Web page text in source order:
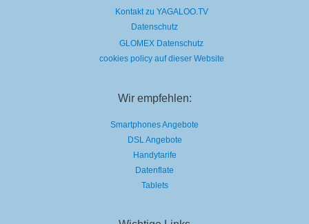
Kontakt zu YAGALOO.TV
Datenschutz
GLOMEX Datenschutz
cookies policy auf dieser Website
Wir empfehlen:
Smartphones Angebote
DSL Angebote
Handytarife
Datenflate
Tablets